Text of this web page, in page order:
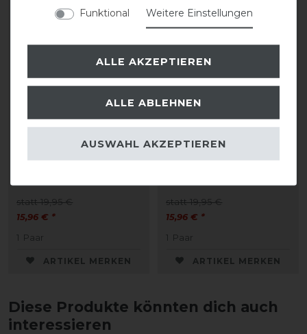
Pikeur Kniestrumpf
TUBE
statt 19,95 €
15,96 € *
1 Paar
ARTIKEL MERKEN
-20%
Pikeur Kniestrumpf
TUBE
statt 19,95 €
15,96 € *
1 Paar
ARTIKEL MERKEN
Diese Produkte könnten dich auch
interessieren
Funktional
Weitere Einstellungen
ALLE AKZEPTIEREN
ALLE ABLEHNEN
AUSWAHL AKZEPTIEREN